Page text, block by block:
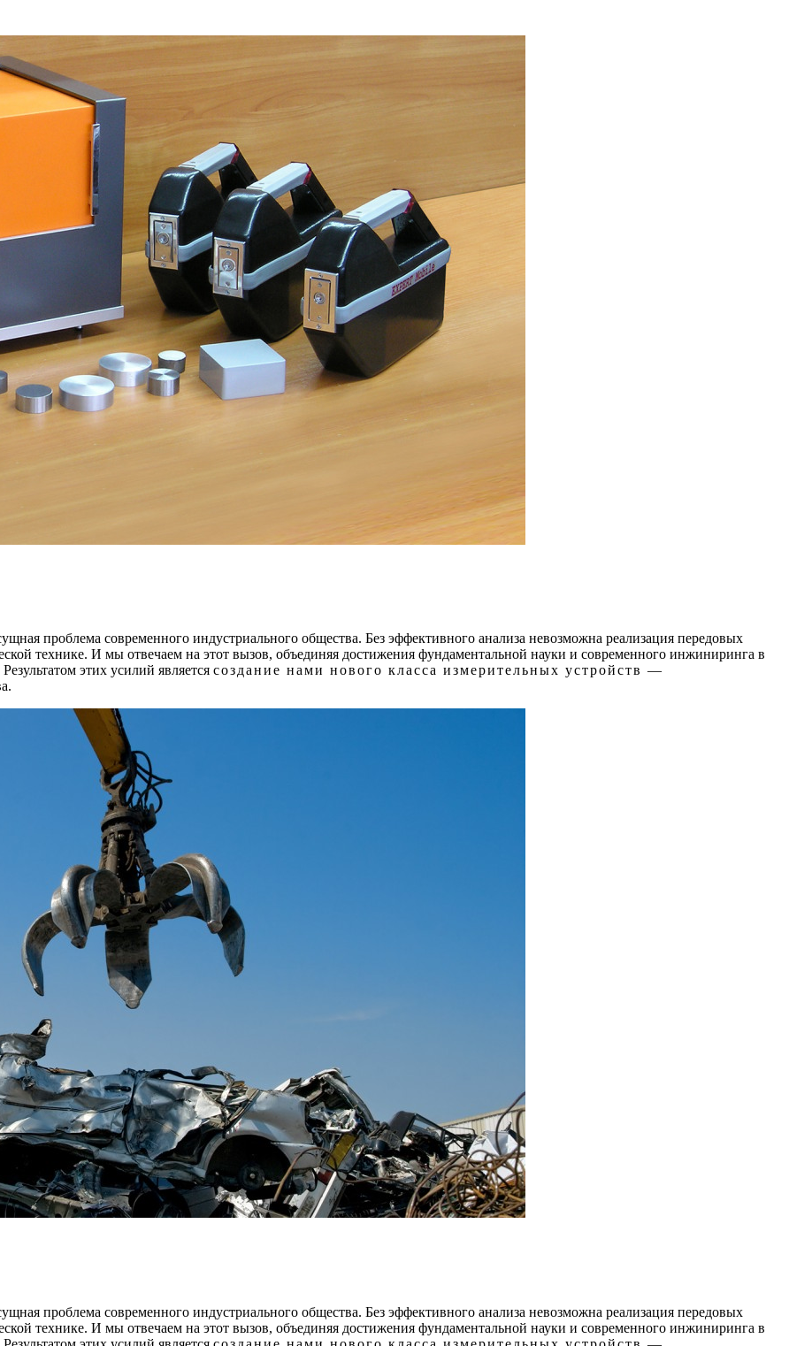
проблема современного индустриального общества. Без эффективного анализа невозможна реализация передовых
технике. И мы отвечаем на этот вызов, объединяя достижения фундаментальной науки и современного инжиниринга в
этих усилий является создание нами нового класса измерительных устройств —
проблема современного индустриального общества. Без эффективного анализа невозможна реализация передовых
технике. И мы отвечаем на этот вызов, объединяя достижения фундаментальной науки и современного инжиниринга в